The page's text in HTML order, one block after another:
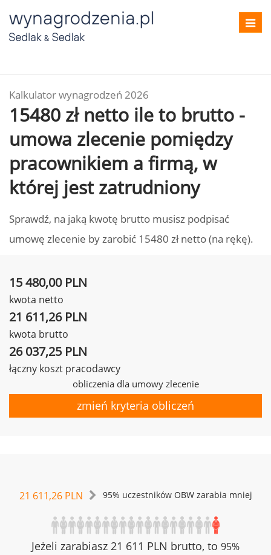
Kalkulator wynagrodzeń 2026
15480 zł netto ile to brutto -
umowa zlecenie pomiędzy
pracownikiem a firmą, w
której jest zatrudniony
Sprawdź, na jaką kwotę brutto musisz podpisać
umowę zlecenie by zarobić 15480 zł netto (na rękę).
15 480,00 PLN
kwota netto
21 611,26 PLN
kwota brutto
26 037,25 PLN
łączny koszt pracodawcy
obliczenia dla umowy zlecenie
zmień kryteria obliczeń
21 611,26 PLN 95% uczestników OBW zarabia mniej
Jeżeli zarabiasz 21 611 PLN brutto, to 95%